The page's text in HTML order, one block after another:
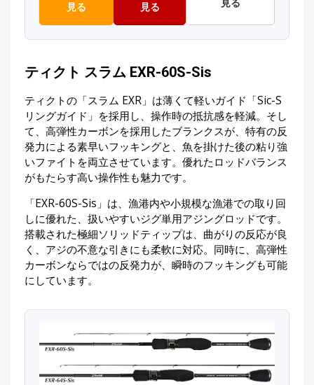
見る
見る
見る
ティクト スラム EXR-60S-Sis
ティクトの「スラム EXR」は薄くて軽いガイド「Sic-S
リングガイド」を採用し、操作時の抵抗感を軽減。そし
て、高弾性カーボンを採用したブランクスが、特有の反
発力による素早いフッキングと、魚を掛けた後の粘り強
いファイトを両立させています。優れたロッドバランス
がもたらす高い操作性も魅力です。
「EXR-60S-Sis」は、漁港内や小規模な漁港での取り回
しに優れた、扱いやすいジグ単用アジングロッドです。
搭載された極細ソリッドティップは、曲がりの反応が良
く、アジの不意な引きにも柔軟に対応。同時に、高弾性
カーボンならではの反発力が、瞬時のフッキングも可能
にしています。